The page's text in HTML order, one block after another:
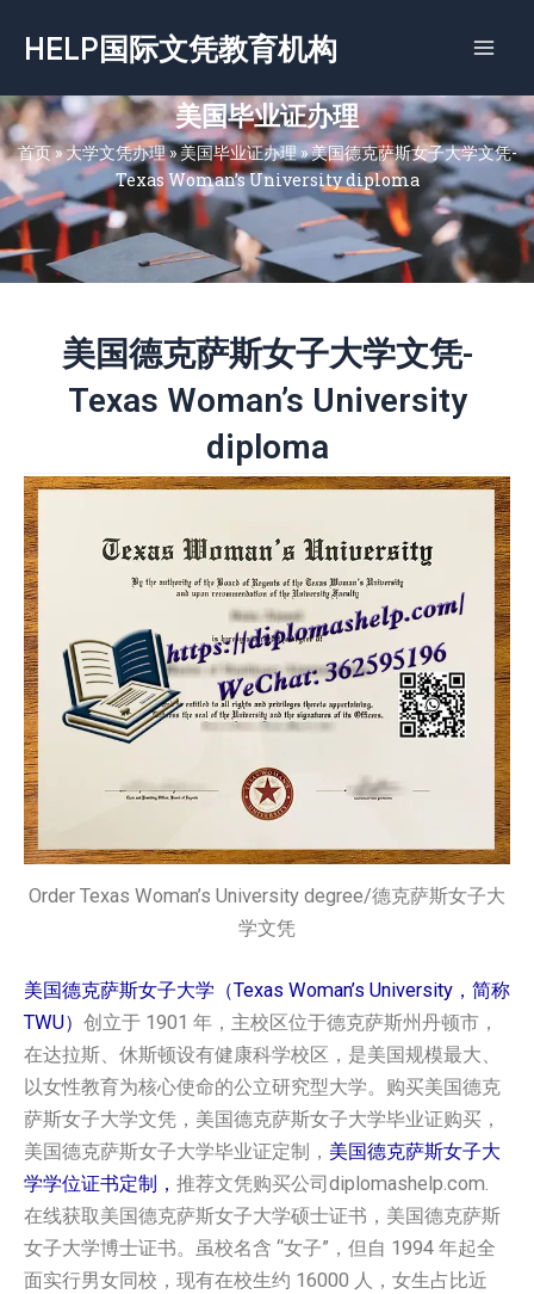
容
HELP国际文凭教育机构
美国毕业证办理
首页»大学文凭办理»美国毕业证办理»美国德克萨斯女子大学文凭-
Texas Woman’s University diploma
美国德克萨斯女子大学文凭-
Texas Woman’s University
diploma
Order Texas Woman’s University degree/德克萨斯女子大
学文凭
美国德克萨斯女子大学（Texas Woman’s University，简称
TWU） 创立于 1901 年，主校区位于德克萨斯州丹顿市，
在达拉斯、休斯顿设有健康科学校区，是美国规模最大、
以女性教育为核心使命的公立研究型大学。购买美国‌‌德克
萨斯女子大学‌‌文凭，美国‌‌德克萨斯女子大学‌‌毕业证购买，
美国‌‌德克萨斯女子大学‌‌毕业证定制， 美国‌‌德克萨斯女子大
学‌‌学位证书定制， 推荐文凭购买公司diplomashelp.com.
在线获取美国‌‌德克萨斯女子大学‌‌硕士证书，美国‌‌德克萨斯
女子大学‌‌博士证书。虽校名含 “女子”，但自 1994 年起全
面实行男女同校，现有在校生约 16000 人，女生占比近